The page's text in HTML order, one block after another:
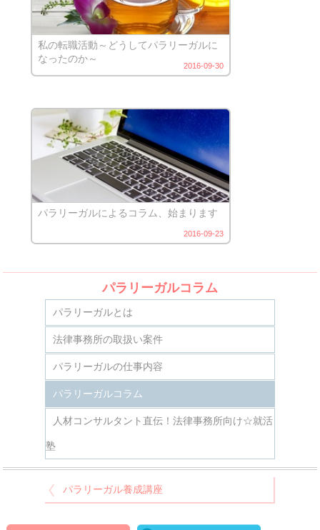
私の転職活動～どうしてパラリーガルに
なったのか～
2016-09-30
パラリーガルによるコラム、始まります
2016-09-23
パラリーガルコラム
パラリーガルとは
法律事務所の取扱い案件
パラリーガルの仕事内容
パラリーガルコラム
人材コンサルタント直伝！法律事務所向け☆就活
塾
パラリーガル養成講座